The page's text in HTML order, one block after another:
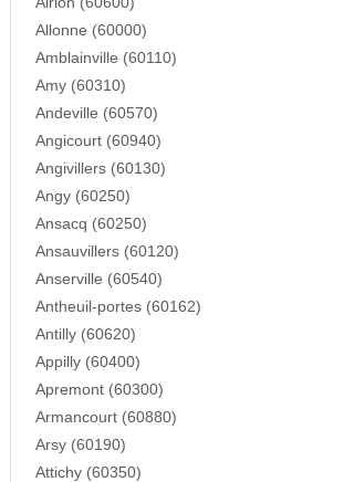
Allonne (60000)
Amblainville (60110)
Amy (60310)
Andeville (60570)
Angicourt (60940)
Angivillers (60130)
Angy (60250)
Ansacq (60250)
Ansauvillers (60120)
Anserville (60540)
Antheuil-portes (60162)
Antilly (60620)
Appilly (60400)
Apremont (60300)
Armancourt (60880)
Arsy (60190)
Attichy (60350)